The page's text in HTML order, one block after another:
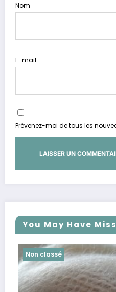
Nom
E-mail
Prévenez-moi de tous les
You May Have